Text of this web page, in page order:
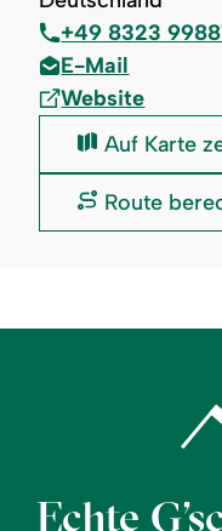
+49 8323
E-Mail
Website
Auf Karte
Route
Echte